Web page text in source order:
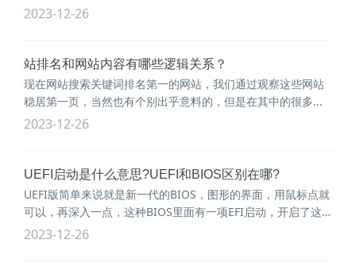
足，...
2023-12-26
站排名和网站内容有哪些逻辑关系？
现在网站搜索关键词排名第一的网站，我们通过观察这些网站
稳居第一页，当然也有个别出乎意料的，但是在其中的很多...
2023-12-26
UEFI启动是什么意思?UEFI和BIOS区别在哪?
UEFI版简单来说就是新一代的BIOS，图形的界面，用鼠标点就
可以，再深入一点，这种BIOS里面有一项EFI启动，开启了这
个...
2023-12-26